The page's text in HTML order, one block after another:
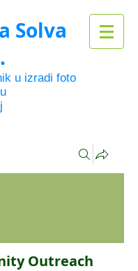
Solva
u izradi foto
Outreach